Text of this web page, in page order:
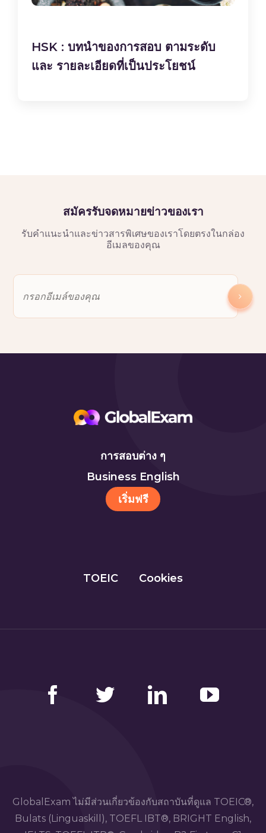
HSK : บทนำของการสอบ ตามระดับ
และ ราย​ละเอียด​ที่​เป็น​ประโยชน์
สมัครรับจดหมายข่าวของเรา
รับคำแนะนำและข่าวสารพิเศษของเราโดยตรงในกล่อง
อีเมลของคุณ
การสอบต่าง ๆ
Business English
เริ่มฟรี
TOEIC Cookies
GlobalExam ไม่มีส่วนเกี่ยวข้องกับสถาบันที่ดูแล TOEIC®,
Bulats (Linguaskill), TOEFL IBT®, BRIGHT English,